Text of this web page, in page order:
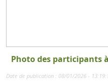
Photo des participants
Date de publication : 08/01/2026 -